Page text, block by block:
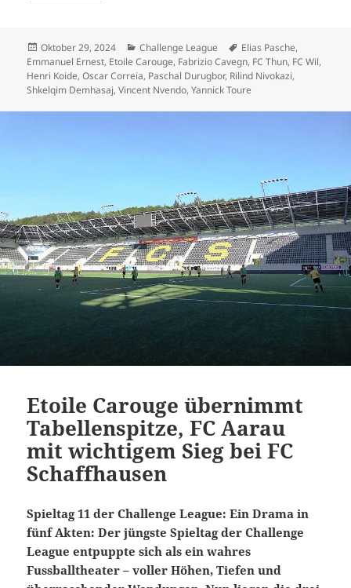
Veröffentlicht
am
Oktober 29, 2024 Kategorien
Challenge League Schlagwörter
Elias Pasche,
Emmanuel Ernest, Etoile Carouge, Fabrizio Cavegn, FC Thun, FC Wil,
Henri Koide,Oscar Correia, Paschal Durugbor, Rilind Nivokazi,
Shkelqim Demhasaj,Vincent Nvendo,Yannick Toure
Etoile Carouge übernimmt
Tabellenspitze, FC Aarau
mit wichtigem Sieg bei FC
Schaffhausen
Spieltag 11 der Challenge League: Ein Drama in
fünf Akten: Der jüngste Spieltag der Challenge
League entpuppte sich als ein wahres
Fussballtheater – voller Höhen, Tiefen und